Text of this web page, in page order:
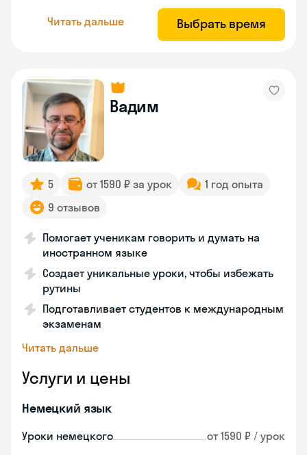
Читать дальше Выбрать время
Вадим
5 от 1590 ₽ за урок
1 год опыта
9 отзывов
Помогает ученикам говорить и думать на
иностранном языке
Создает уникальные уроки, чтобы избежать
рутины
Подготавливает студентов к международным
экзаменам
Читать дальше
Услуги и цены
Немецкий язык
Уроки немецкого от 1590 ₽ / урок